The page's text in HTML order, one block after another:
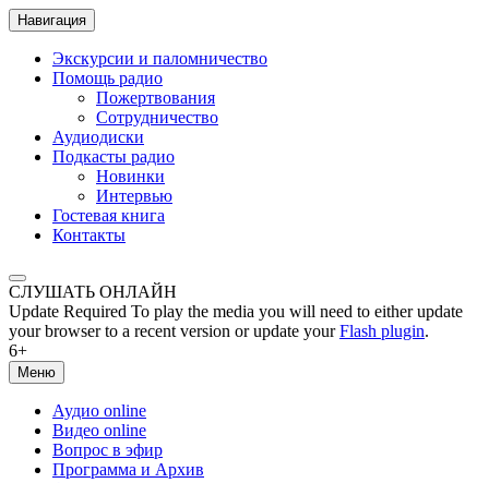
Навигация
Экскурсии и паломничество
Помощь радио
Пожертвования
Сотрудничество
Аудиодиски
Подкасты радио
Новинки
Интервью
Гостевая книга
Контакты
СЛУШАТЬ ОНЛАЙН
Update Required To play the media you will need to either update
your browser to a recent version or update yourFlash plugin.
6+
Меню
Аудио online
Видео online
Вопрос в эфир
Программа и Архив